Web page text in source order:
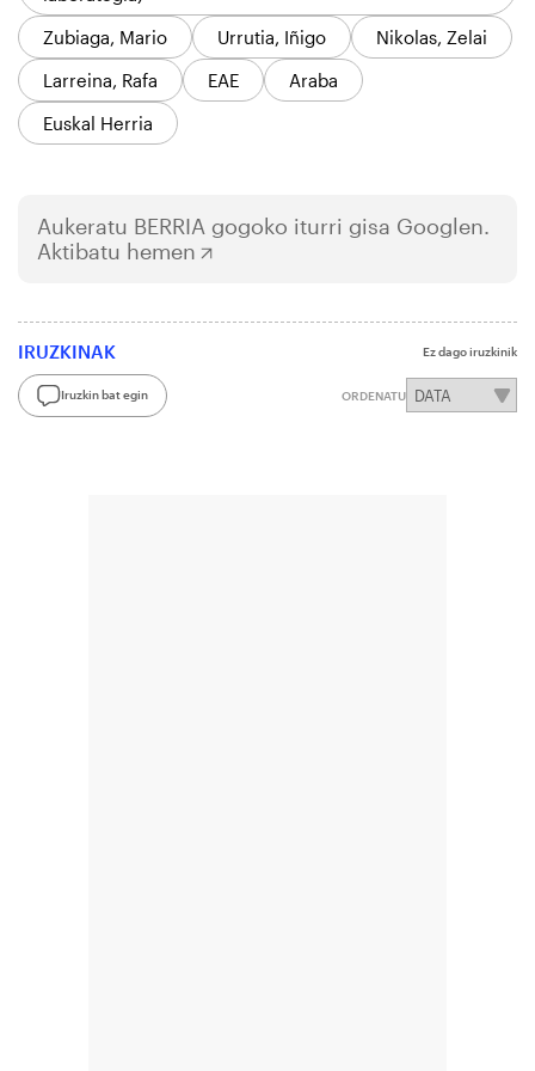
Zubiaga, Mario
Urrutia, Iñigo
Nikolas, Zelai
Larreina, Rafa
EAE
Araba
Euskal Herria
Aukeratu BERRIA gogoko iturri gisa Googlen.
Aktibatu hemen
IRUZKINAK Ez dago iruzkinik
Iruzkin bat egin ORDENATU